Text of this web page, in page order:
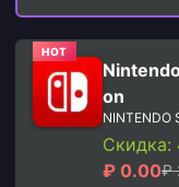
HOT
on
NINTENDO
Скидка:
₽ 0.00₽